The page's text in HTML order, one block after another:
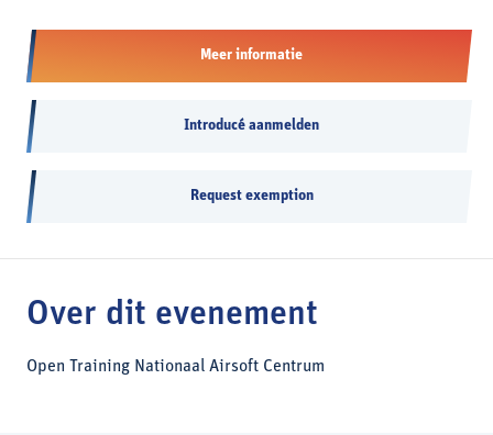
Meer informatie
Introducé aanmelden
Request exemption
Over dit evenement
Open Training Nationaal Airsoft Centrum